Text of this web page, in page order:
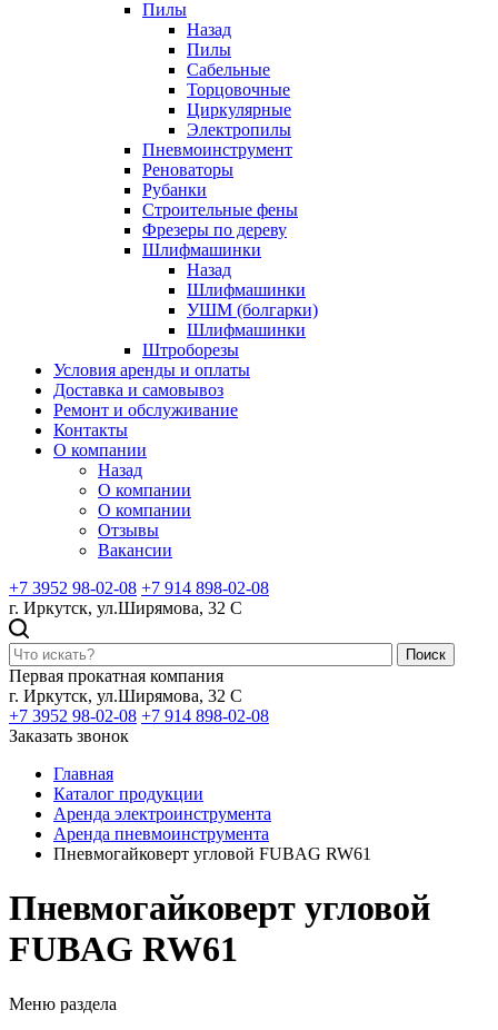
Пилы
Назад
Пилы
Сабельные
Торцовочные
Циркулярные
Электропилы
Пневмоинструмент
Реноваторы
Рубанки
Строительные фены
Фрезеры по дереву
Шлифмашинки
Назад
Шлифмашинки
УШМ (болгарки)
Шлифмашинки
Штроборезы
Условия аренды и оплаты
Доставка и самовывоз
Ремонт и обслуживание
Контакты
О компании
Назад
О компании
О компании
Отзывы
Вакансии
+7 3952 98-02-08 +7 914 898-02-08
г. Иркутск, ул.Ширямова, 32 С
Поиск
Первая прокатная компания
г. Иркутск, ул.Ширямова, 32 С
+7 3952 98-02-08 +7 914 898-02-08
Заказать звонок
Главная
Каталог продукции
Аренда электроинструмента
Аренда пневмоинструмента
Пневмогайковерт угловой FUBAG RW61
Пневмогайковерт угловой
FUBAG RW61
Меню раздела